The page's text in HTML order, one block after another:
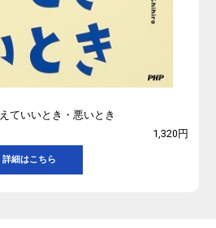
ていいとき・悪いとき
1,320円
詳細はこちら